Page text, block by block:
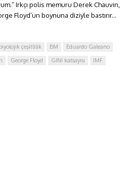
Irkçı polis memuru Derek Chauvin,
Floyd’un boynuna diziyle bastırır...
biyolojik çeşitlilik BM
Eduardo Galeano
George Floyd GINI katsayısı
IMF